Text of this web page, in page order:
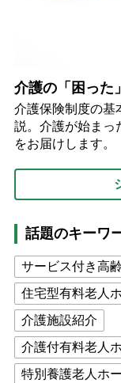
介護の「困った
介護保険制度の基
説。介護が始まっ
をお届けします。
話題のキーワ
サービス付き高
住宅型有料老人
介護施設紹介
介護付有料老人
特別養護老人ホ